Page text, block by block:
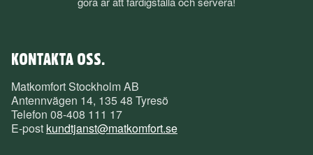
KONTAKTA OSS.
Matkomfort Stockholm AB
Antennvägen 14, 135 48 Tyresö
Telefon 08-408 111 17
E-post kundtjanst@matkomfort.se